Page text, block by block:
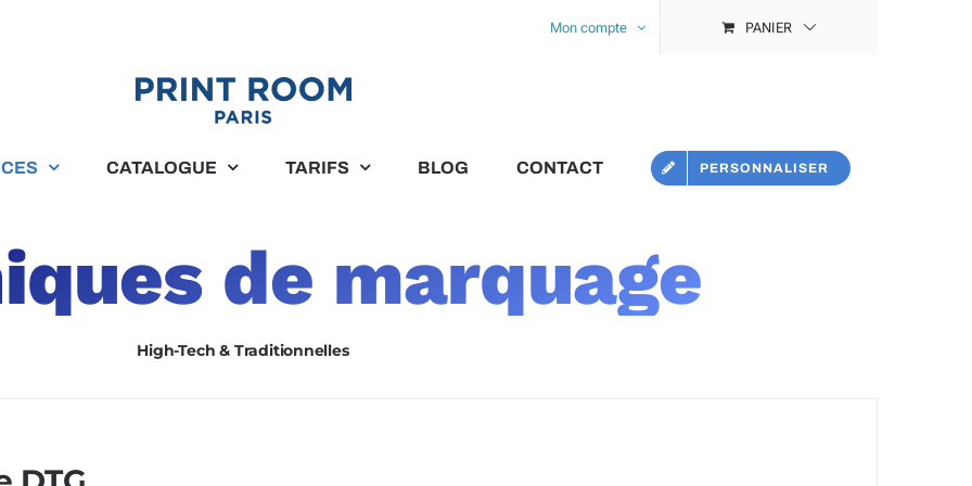
Mon compte PANIER
CATALOGUE TARIFS BLOG CONTACT PERSONNALISER
de marquage
High-Tech & Traditionnelles